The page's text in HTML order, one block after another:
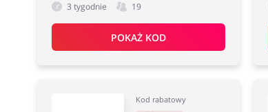
3 tygodnie 19
POKAŻ KOD
Kod rabatowy